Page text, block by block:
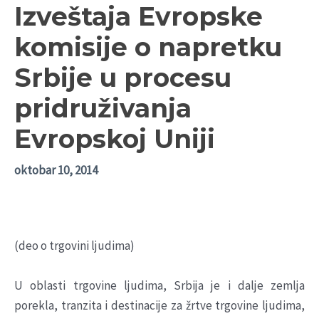
Izveštaja Evropske
komisije o napretku
Srbije u procesu
pridruživanja
Evropskoj Uniji
oktobar 10, 2014
(deo o trgovini ljudima)
U oblasti trgovine ljudima, Srbija je i dalje zemlja
porekla, tranzita i destinacije za žrtve trgovine ljudima,